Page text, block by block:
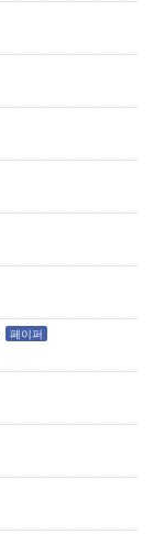
페이퍼